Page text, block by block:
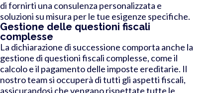
di fornirti una consulenza personalizzata e
soluzioni su misura per le tue esigenze specifiche.
Gestione delle questioni fiscali
complesse
La dichiarazione di successione comporta anche la
gestione di questioni fiscali complesse, come il
calcolo e il pagamento delle imposte ereditarie. Il
nostro team si occuperà di tutti gli aspetti fiscali,
assicurandosi che vengano rispettate tutte le